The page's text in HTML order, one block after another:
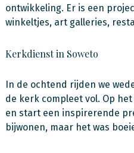
ontwikkeling. Er is een
winkeltjes, art galleries,
Kerkdienst in Soweto
In de ochtend rijden we
de kerk compleet vol. Op
en start een inspirerende
bijwonen, maar het was